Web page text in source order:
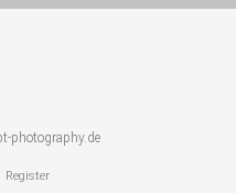
photography.de